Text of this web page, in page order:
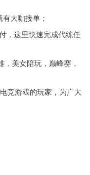
大咖接单；
，这里快速完成代练任
美女陪玩，巅峰赛，
竞游戏的玩家，为广大